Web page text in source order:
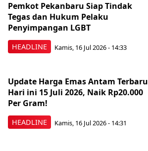
HEADLINE
Pemkot Pekanbaru Siap Tindak
Tegas dan Hukum Pelaku
Penyimpangan LGBT
Kamis, 16 Jul 2026 - 14:33
HEADLINE
Update Harga Emas Antam Terbaru
Hari ini 15 Juli 2026, Naik Rp20.000
Per Gram!
Kamis, 16 Jul 2026 - 14:31